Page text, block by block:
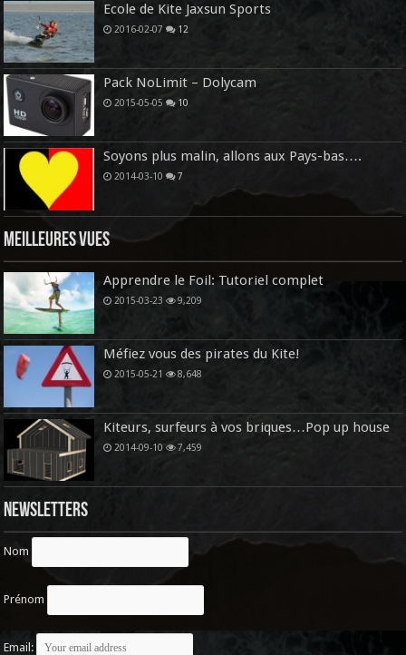
Ecole de Kite Jaxsun Sports
2016-02-07 12
Pack NoLimit – Dolycam
2015-05-05 10
Soyons plus malin, allons aux Pays-bas….
2014-03-10 7
Meilleures vues
Apprendre le Foil: Tutoriel complet
2015-03-23 9,209
Méfiez vous des pirates du Kite!
2015-05-21 8,648
Kiteurs, surfeurs à vos briques…Pop up house
2014-09-10 7,459
Newsletters
Nom
Prénom
Email: